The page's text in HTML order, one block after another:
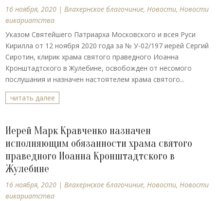
16 ноября, 2020 |Влахернское благочиние,Новости,Новости
викариатства
Указом Святейшего Патриарха Московского и всея Руси
Кирилла от 12 ноября 2020 года за № У-02/197 иерей Сергий
Сиротин, клирик храма святого праведного Иоанна
Кронштадтского в Жулебине, освобожден от несомого
послушания и назначен настоятелем храма святого...
читать далее
Иерей Марк Кравченко назначен
исполняющим обязанности храма святого
праведного Иоанна Кронштадтского в
Жулебине
16 ноября, 2020 |Влахернское благочиние,Новости,Новости
викариатства